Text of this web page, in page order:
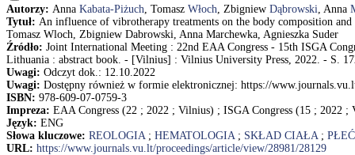
Autorzy: Anna Kabata-Piżuch, Tomasz Włoch, Zbigniew Dąbrowski, Anna
Tytuł: An influence of vibrotherapy treatments on the body composition
Tomasz Wloch, Zbigniew Dabrowski, Anna Marchewka, Agnieszka Suder
Źródło: Joint International Meeting : 22nd EAA Congress - 15th ISGA
Lithuania : abstract book. - [Vilnius] : Vilnius University Press, 2022. - S.
Uwagi: Odczyt dok.: 12.10.2022
Uwagi: Dostępny również w formie elektronicznej: https://
ISBN: 978-609-07-0759-3
Impreza: EAA Congress (22 ; 2022 ; Vilnius) ; ISGA Congress (15 ; 2022
Język: ENG
Słowa kluczowe: REOLOGIA; HEMATOLOGIA; SKŁAD CIAŁA;
URL: https://www.journals.vu.lt/proceedings/article/view/28981/28129